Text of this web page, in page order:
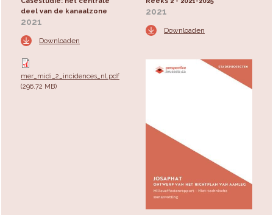
deel van de kanaalzone
2021
Downloaden
2021
Downloaden
mer_midi_2_incidences_nl.pdf
(296.72 MB)